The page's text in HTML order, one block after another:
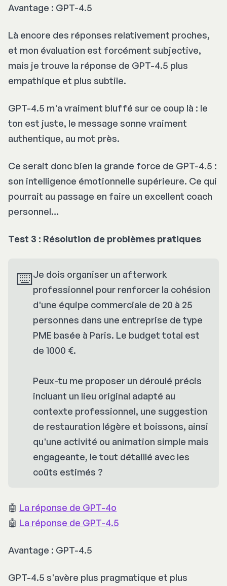
Avantage : GPT-4.5
Là encore des réponses relativement proches,
et mon évaluation est forcément subjective,
mais je trouve la réponse de GPT-4.5 plus
empathique et plus subtile.
GPT-4.5 m'a vraiment bluffé sur ce coup là : le
ton est juste, le message sonne vraiment
authentique, au mot près.
Ce serait donc bien la grande force de GPT-4.5 :
son intelligence émotionnelle supérieure. Ce qui
pourrait au passage en faire un excellent coach
personnel…
Test 3 : Résolution de problèmes pratiques
⌨️Je dois organiser un afterwork
professionnel pour renforcer la cohésion
d'une équipe commerciale de 20 à 25
personnes dans une entreprise de type
PME basée à Paris. Le budget total est
de 1000 €.
Peux-tu me proposer un déroulé précis
incluant un lieu original adapté au
contexte professionnel, une suggestion
de restauration légère et boissons, ainsi
qu'une activité ou animation simple mais
engageante, le tout détaillé avec les
coûts estimés ?
🤖 La réponse de GPT-4o
🤖 La réponse de GPT-4.5
Avantage : GPT-4.5
GPT-4.5 s'avère plus pragmatique et plus